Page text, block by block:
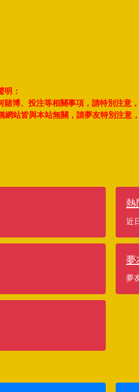
明：
博、投注等相關事項，請特別注意，
站皆與本站無關，請夢友特別注意，
熱
近
夢
夢